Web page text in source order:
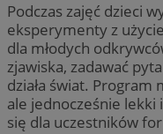
Podczas zajęć dzieci
eksperymenty z
dla młodych
zjawiska, zadawać
działa świat.
ale jednocześnie lekki
się dla uczestników